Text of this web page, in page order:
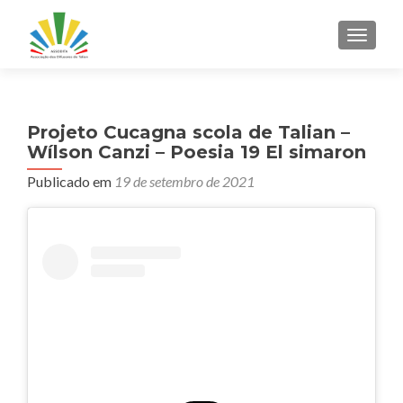
Projeto Cucagna scola de Talian –
Wílson Canzi – Poesia 19 El simaron
Publicado em 19 de setembro de 2021